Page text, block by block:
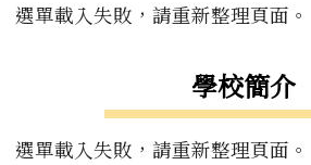
選單載入失敗，請重新整理頁面。
學校簡介
選單載入失敗，請重新整理頁面。